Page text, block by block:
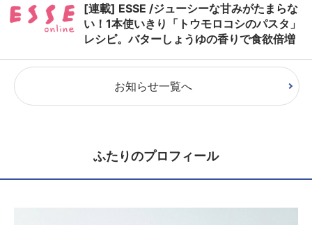
[連載] ESSE /ジューシーな甘みがたまらな
い！1本使いきり「トウモロコシのパスタ」
レシピ。バターしょうゆの香りで食欲倍増
お知らせ一覧へ
ふたりのプロフィール